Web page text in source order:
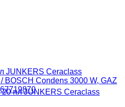
JUNKERS Ceraclass
BOSCH Condens 3000 W, GAZ